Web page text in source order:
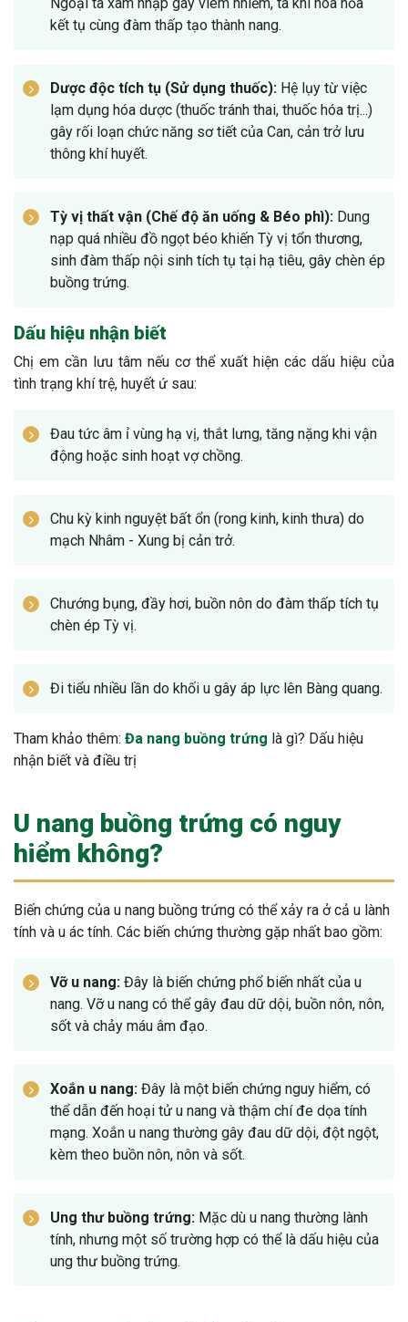
kết tụ cùng đàm thấp tạo thành nang.
Dược độc tích tụ (Sử dụng thuốc): Hệ lụy từ việc
lạm dụng hóa dược (thuốc tránh thai, thuốc hóa trị...)
gây rối loạn chức năng sơ tiết của Can, cản trở lưu
thông khí huyết.
Tỳ vị thất vận (Chế độ ăn uống & Béo phì): Dung
nạp quá nhiều đồ ngọt béo khiến Tỳ vị tổn thương,
sinh đàm thấp nội sinh tích tụ tại hạ tiêu, gây chèn ép
buồng trứng.
Dấu hiệu nhận biết
Chị em cần lưu tâm nếu cơ thể xuất hiện các dấu hiệu của
tình trạng khí trệ, huyết ứ sau:
Đau tức âm ỉ vùng hạ vị, thắt lưng, tăng nặng khi vận
động hoặc sinh hoạt vợ chồng.
Chu kỳ kinh nguyệt bất ổn (rong kinh, kinh thưa) do
mạch Nhâm - Xung bị cản trở.
Chướng bụng, đầy hơi, buồn nôn do đàm thấp tích tụ
chèn ép Tỳ vị.
Đi tiểu nhiều lần do khối u gây áp lực lên Bàng quang.
Tham khảo thêm: Đa nang buồng trứng là gì? Dấu hiệu
nhận biết và điều trị
U nang buồng trứng có nguy
hiểm không?
Biến chứng của u nang buồng trứng có thể xảy ra ở cả u lành
tính và u ác tính. Các biến chứng thường gặp nhất bao gồm:
Vỡ u nang: Đây là biến chứng phổ biến nhất của u
nang. Vỡ u nang có thể gây đau dữ dội, buồn nôn, nôn,
sốt và chảy máu âm đạo.
Xoắn u nang: Đây là một biến chứng nguy hiểm, có
thể dẫn đến hoại tử u nang và thậm chí đe dọa tính
mạng. Xoắn u nang thường gây đau dữ dội, đột ngột,
kèm theo buồn nôn, nôn và sốt.
Ung thư buồng trứng: Mặc dù u nang thường lành
tính, nhưng một số trường hợp có thể là dấu hiệu của
ung thư buồng trứng.